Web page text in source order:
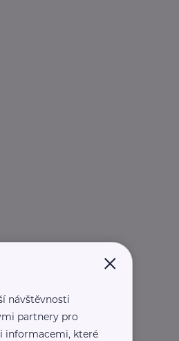
×
návštěvnosti
partnery pro
informacemi, které